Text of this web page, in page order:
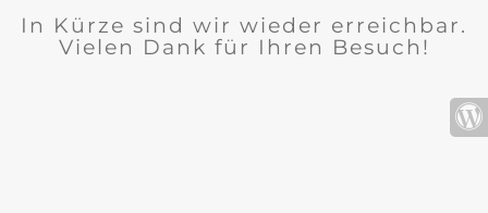
In Kürze sind wir wieder erreichbar.
Vielen Dank für Ihren Besuch!